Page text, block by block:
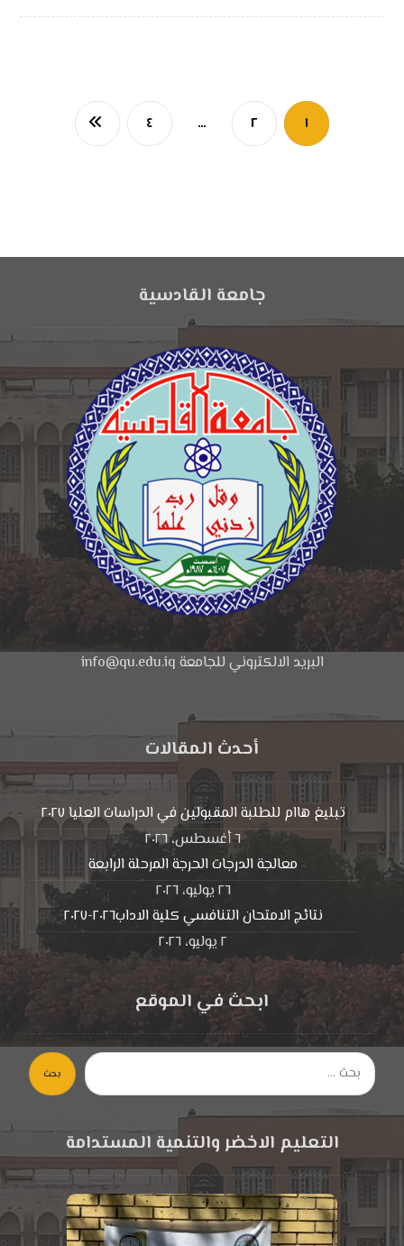
١ ٢ … ٤
جامعة القادسية
البريد الالكتروني للجامعة info@qu.edu.iq
أحدث المقالات
تبليغ هاام للطلبة المقبولين في الدراسات العليا ٢٠٢٧
٦ أغسطس، ٢٠٢٦
معالجة الدرجات الحرجة المرحلة الرابعة
٢٦ يوليو، ٢٠٢٦
نتائج الامتحان التنافسي كلية الاداب٢٠٢٦-٢٠٢٧
٢ يوليو، ٢٠٢٦
ابحث في الموقع
بحث
التعليم الاخضر والتنمية المستدامة